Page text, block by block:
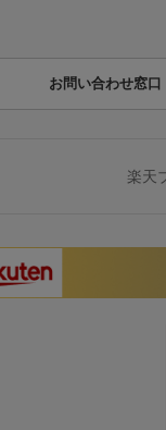
お問い合わせ窓口
楽天